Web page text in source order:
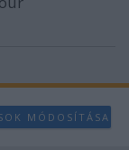
MÓDOSÍTÁSA